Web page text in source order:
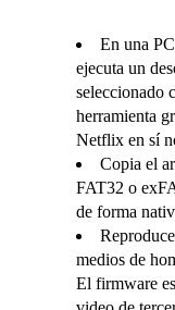
En una
ejecuta un
seleccionado
herramienta
Netflix en sí
Copia el
FAT32 o
de forma
medios de
El firmware